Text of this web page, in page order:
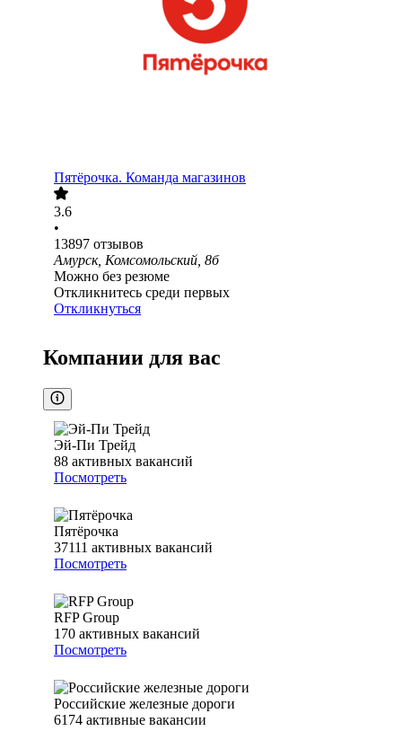
Пятёрочка. Команда магазинов
3.6
•
13897 отзывов
Амурск, Комсомольский, 8б
Можно без резюме
Откликнитесь среди первых
Откликнуться
Компании для вас
Эй-Пи Трейд
88 активных вакансий
Посмотреть
Пятёрочка
37111 активных вакансий
Посмотреть
RFP Group
170 активных вакансий
Посмотреть
Российские железные дороги
6174 активные вакансии